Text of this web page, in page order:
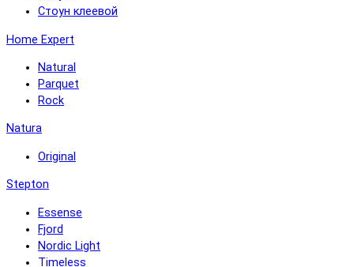
Стоун клеевой
Home Expert
Natural
Parquet
Rock
Natura
Original
Stepton
Essense
Fjord
Nordic Light
Timeless